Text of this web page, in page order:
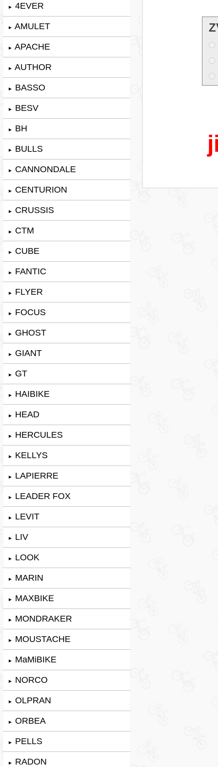
► 4EVER
► AMULET
► APACHE
► AUTHOR
► BASSO
► BESV
► BH
► BULLS
► CANNONDALE
► CENTURION
► CRUSSIS
► CTM
► CUBE
► FANTIC
► FLYER
► FOCUS
► GHOST
► GIANT
► GT
► HAIBIKE
► HEAD
► HERCULES
► KELLYS
► LAPIERRE
► LEADER FOX
► LEVIT
► LIV
► LOOK
► MARIN
► MAXBIKE
► MONDRAKER
► MOUSTACHE
► MaMiBIKE
► NORCO
► OLPRAN
► ORBEA
► PELLS
► RADON